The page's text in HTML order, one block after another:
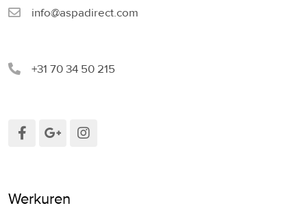
info@aspadirect.com
+31 70 34 50 215
Werkuren